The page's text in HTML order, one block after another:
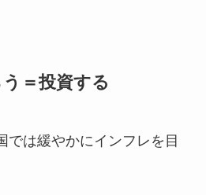
＝投資する
では緩やかにインフレを目